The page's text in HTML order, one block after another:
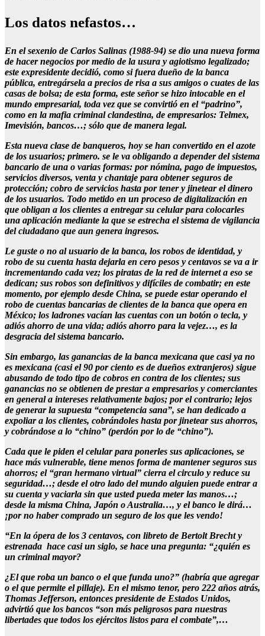
Los datos nefastos…
En el sexenio de Carlos Salinas (1988-94) se dio una nueva forma
de hacer negocios por medio de la usura y agiotismo legalizado;
este expresidente decidió, como si fuera dueño de la banca
pública, entregársela a precios de risa a sus amigos o cuates de las
casas de bolsa; de esta forma, este señor se hizo intocable en el
mundo empresarial, toda vez que se convirtió en el “padrino”,
como en la mafia criminal clandestina, de empresarios: Telmex,
Imevisión, bancos…; sólo que de manera legal.
Esta nueva clase de banqueros, hoy se han convertido en el azote
de los usuarios; primero. se le va obligando a depender del sistema
bancario de una o varias formas: por nómina, pago de impuestos,
servicios diversos, venta y chantaje para obtener seguros de
protección; cobro de servicios hasta por tener y jinetear el dinero
de los usuarios. Todo metido en un proceso de digitalización en
que obligan a los clientes a entregar su celular para colocarles
una aplicación mediante la que se estrecha el sistema de vigilancia
del ciudadano que aun genera ingresos.
Le guste o no al usuario de la banca, los robos de identidad, y
robo de su cuenta hasta dejarla en cero pesos y centavos se va a ir
incrementando cada vez; los piratas de la red de internet a eso se
dedican; sus robos son definitivos y difíciles de combatir; en este
momento, por ejemplo desde China, se puede estar operando el
robo de cuentas bancarias de clientes de la banca que opera en
México; los ladrones vacían las cuentas con un botón o tecla, y
adiós ahorro de una vida; adiós ahorro para la vejez…, es la
desgracia del sistema bancario.
Sin embargo, las ganancias de la banca mexicana que casi ya no
es mexicana (casi el 90 por ciento es de dueños extranjeros) sigue
abusando de todo tipo de cobros en contra de los clientes; sus
ganancias no se obtienen de prestar a empresarios y comerciantes
en general a intereses relativamente bajos; por el contrario; lejos
de generar la supuesta “competencia sana”, se han dedicado a
expoliar a los clientes, cobrándoles hasta por jinetear sus ahorros,
y cobrándose a lo “chino” (perdón por lo de “chino”).
Cada que le piden el celular para ponerles sus aplicaciones, se
hace más vulnerable, tiene menos forma de mantener seguros sus
ahorros; el “gran hermano virtual” cierra el circulo y reduce su
seguridad…; desde el otro lado del mundo alguien puede entrar a
su cuenta y vaciarla sin que usted pueda meter las manos…;
desde la misma China, Japón o Australia…, y el banco le dirá…
¡por no haber comprado un seguro de los que les vendo!
“En la ópera de los 3 centavos, con libreto de Bertolt Brecht y
estrenada hace casi un siglo, se hace una pregunta: “¿quién es
un criminal mayor?
¿El que roba un banco o el que funda uno?” (habría que agregar
o el que permite el pillaje). En el mismo tenor, pero 222 años atrás,
Thomas Jefferson, entonces presidente de Estados Unidos,
advirtió que los bancos “son más peligrosos para nuestras
libertades que todos los ejércitos listos para el combate”,…